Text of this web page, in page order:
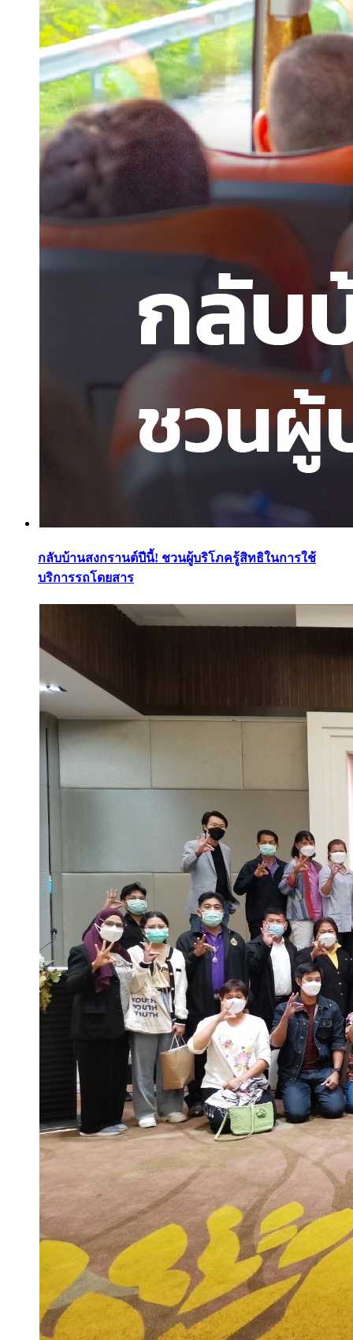
กลับบ้านสงกรานต์ปีนี้! ชวนผู้บริโภครู้สิทธิในการใช้
บริการรถโดยสาร